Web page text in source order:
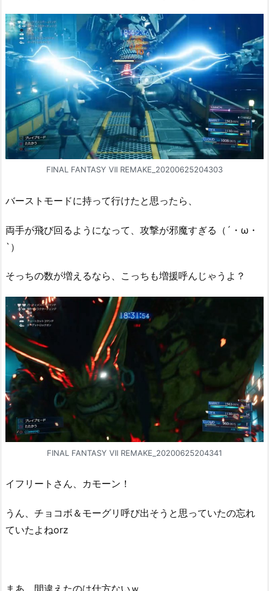
FINAL FANTASY VII REMAKE_20200625204303
バーストモードに持って行けたと思ったら、
両手が飛び回るようになって、攻撃が邪魔すぎる（´・ω・
`）
そっちの数が増えるなら、こっちも増援呼んじゃうよ？
FINAL FANTASY VII REMAKE_20200625204341
イフリートさん、カモーン！
うん、チョコボ＆モーグリ呼び出そうと思っていたの忘れ
ていたよねorz
まあ、間違えたのは仕方ないｗ